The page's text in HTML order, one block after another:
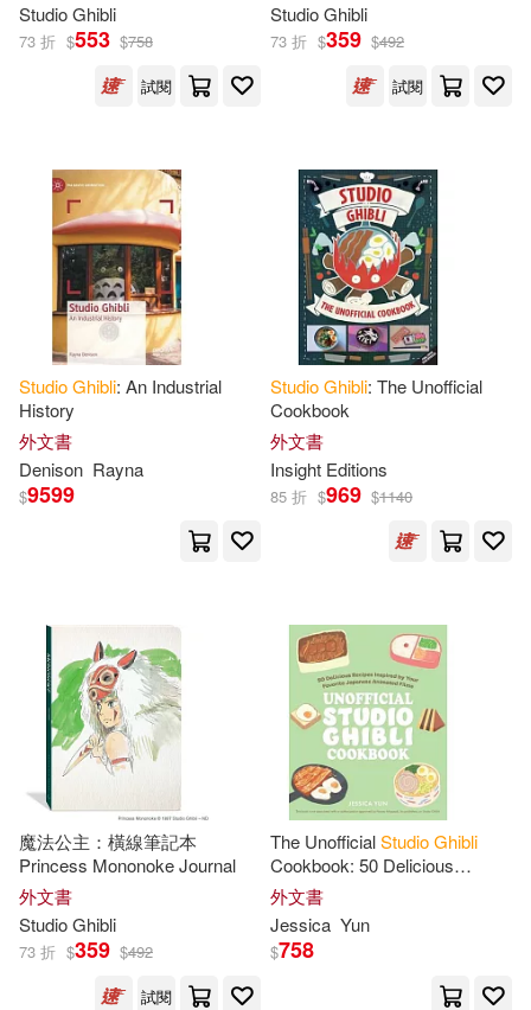
StudioGhibli
73 折 $553 $758
試閱
StudioGhibli
73 折 $359 $492
試閱
StudioGhibli: An Industrial
History
外文書
Denison Rayna
$9599
StudioGhibli: The Unofficial
Cookbook
外文書
Insight Editions
85 折 $969 $1140
魔法公主：橫線筆記本
Princess Mononoke Journal
外文書
StudioGhibli
73 折 $359 $492
試閱
The UnofficialStudioGhibli
Cookbook: 50 Delicious
Recipes Inspired by Your
Favorite Japanese Animated
Films
外文書
Jessica Yun
$758